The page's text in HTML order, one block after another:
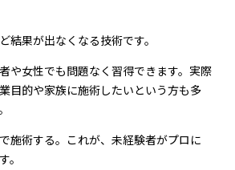
結果が出なくなる技術です。
や女性でも問題なく習得できます。実際
目的や家族に施術したいという方も多
施術する。これが、未経験者がプロに
。